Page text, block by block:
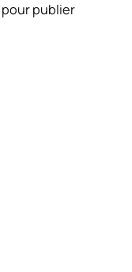
pour publier